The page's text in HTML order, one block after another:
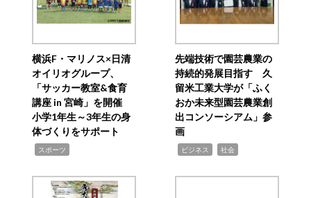
横浜F・マリノス×日清
オイリオグループ、
「サッカー教室&食育
講座 in 宮崎」を開催
小学1年生～3年生の身
体づくりをサポート
スポーツ
先端技術で園芸農業の
持続的発展目指す 久
留米工業大学が「ふく
おか未来型園芸農業創
出コンソーシアム」参
画
ビジネス 社会